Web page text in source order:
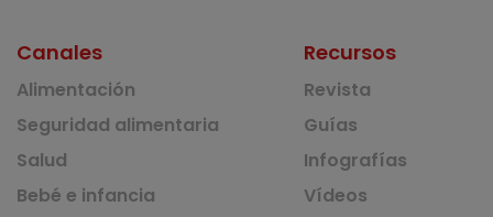
Canales
Alimentación
Seguridad alimentaria
Salud
Bebé e infancia
Recursos
Revista
Guías
Infografías
Vídeos